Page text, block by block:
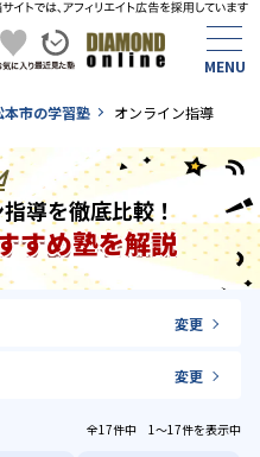
本市の学習塾 オンライン指導
導を徹底比較！
すめ塾を解説
変更
変更
全17件中 1〜17件を表示中